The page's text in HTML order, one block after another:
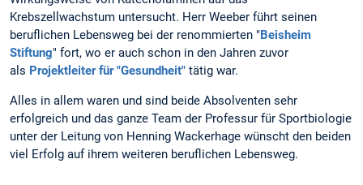
Krebszellwachstum untersucht. Herr Weeber führt seinen
beruflichen Lebensweg bei der renommierten "Beisheim
Stiftung" fort, wo er auch schon in den Jahren zuvor
als Projektleiter für "Gesundheit" tätig war.
Alles in allem waren und sind beide Absolventen sehr
erfolgreich und das ganze Team der Professur für Sportbiologie
unter der Leitung von Henning Wackerhage wünscht den beiden
viel Erfolg auf ihrem weiteren beruflichen Lebensweg.